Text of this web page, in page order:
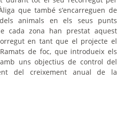
que també s’encarreguen de
animals en els seus punts
cada zona han prestat aquest
en tant que el projecte el
de foc, que introdueix els
uns objectius de control del
del creixement anual de la